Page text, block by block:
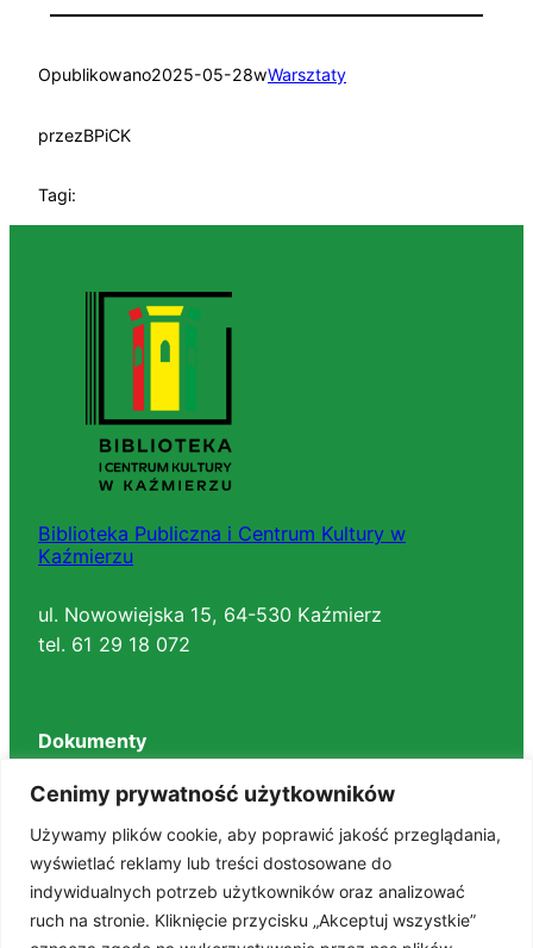
Cenimy prywatność użytkowników
Używamy plików cookie, aby poprawić jakość przeglądania,
wyświetlać reklamy lub treści dostosowane do
indywidualnych potrzeb użytkowników oraz analizować
ruch na stronie. Kliknięcie przycisku „Akceptuj wszystkie”
Opublikowano2025-05-28wWarsztaty
przezBPiCK
Tagi:
Biblioteka Publiczna i Centrum Kultury w
Kaźmierzu
ul. Nowowiejska 15, 64-530 Kaźmierz
tel. 61 29 18 072
Dokumenty
Regulaminy
BIP
RODO
Polityka prywatności
STANDARDY OCHRONY MAŁOLETNICH